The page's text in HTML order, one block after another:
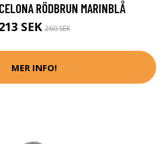
RÖDBRUN MARINBLÅ
SEK260 SEK
MER INFO!